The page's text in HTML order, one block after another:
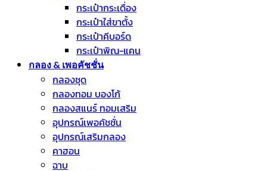
กระเป๋ากระเดื่อง
กระเป๋าใส่ขาตั้ง
กระเป๋าคีบอร์ด
กระเป๋าพิณ-แคน
กลอง & เพอคัชชั่น
กลองชุด
กลองทอม บองโก้
กลองสแนร์ ทอมเสริม
อุปกรณ์เพอคัชชั่น
อุปกรณ์เสริมกลอง
คาฮอน
ฉาบ